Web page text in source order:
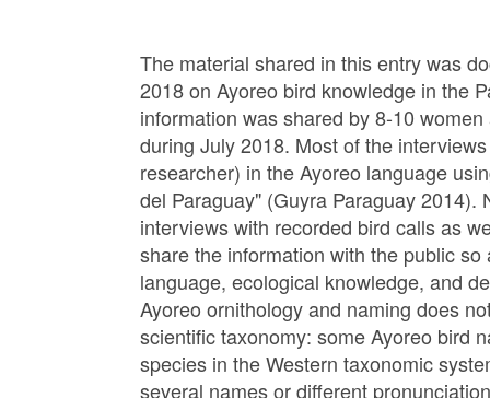
The material shared in this entry was
2018 on Ayoreo bird knowledge in the
information was shared by 8-10
during July 2018. Most of the
researcher) in the Ayoreo language
del Paraguay" (Guyra Paraguay
interviews with recorded bird calls as
share the information with the public
language, ecological knowledge, and
Ayoreo ornithology and naming does
scientific taxonomy: some Ayoreo bird
species in the Western taxonomic
several names or different